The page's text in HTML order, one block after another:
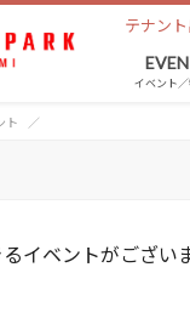
テナン
イベント
ト
イベントがござい